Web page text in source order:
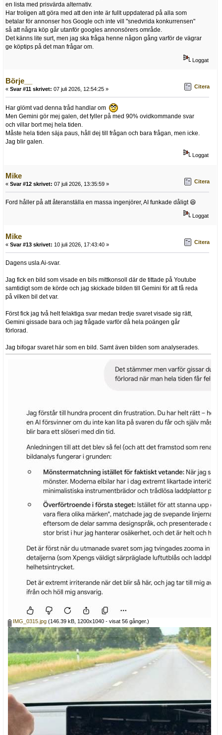
en lista med prisvärda alternativ.
Har troligen att göra med att den inte är fullt uppdaterad på alla som
betalar för annonser hos Google och inte vill "snedvrida konkurrensen"
så att några köp går utanför googles annonsörers område.
Det känns lite surt, men jag ska fråga henne någon gång varför de vägrar
ge köptips på det man frågar om.
Loggat
Börje__
« Svar #11 skrivet: 07 juli 2026, 12:54:25 » Citera
Har glömt vad denna tråd handlar om
Men Gemini gör mej galen, det fyller på med 90% ovidkommande svar
och villar bort mej hela tiden.
Måste hela tiden säja paus, håll dej till frågan och bara frågan, men icke.
Jag blir galen.
Loggat
Mike
« Svar #12 skrivet: 07 juli 2026, 13:35:59 » Citera
Ford håller på att återanställa en massa ingenjörer, AI funkade dåligt 😆
Loggat
Mike
« Svar #13 skrivet: 10 juli 2026, 17:43:40 » Citera
Dagens usla Ai-svar.
Jag fick en bild som visade en bils mittkonsoll där de tittade på Youtube
samtidigt som de körde och jag skickade bilden till Gemini för att få reda
på vilken bil det var.
Först fick jag två helt felaktiga svar medan tredje svaret visade sig rätt,
Gemini gissade bara och jag frågade varför då hela poängen går
förlorad.
Jag bifogar svaret här som en bild. Samt även bilden som analyserades.
IMG_0315.jpg (146.39 kB, 1200x1040 - visat 56 gånger.)